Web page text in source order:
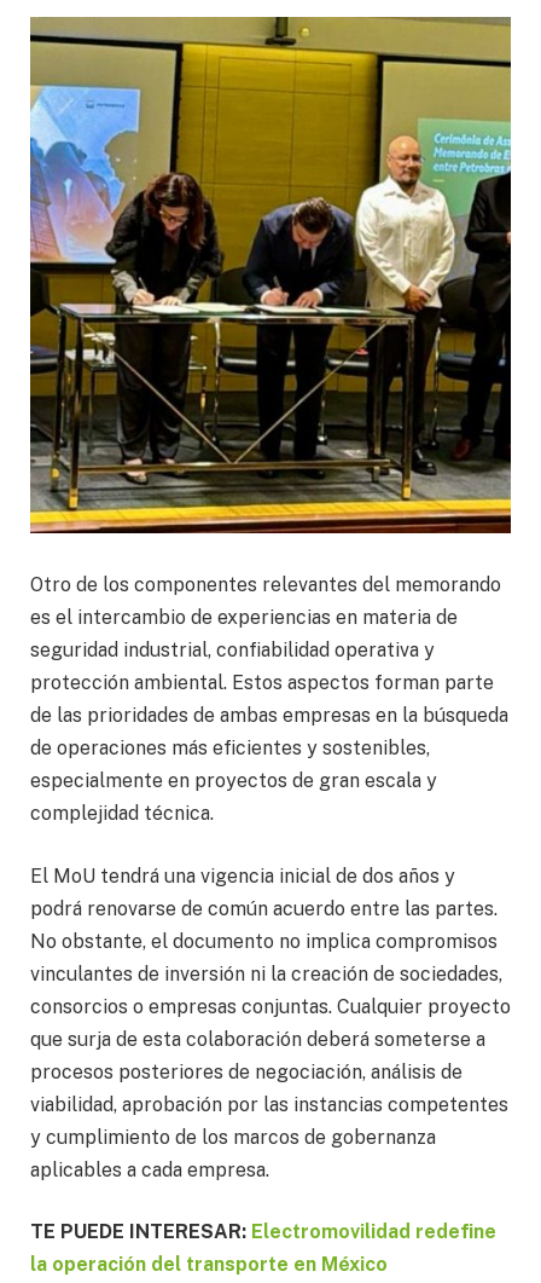
Otro de los componentes relevantes del memorando
es el intercambio de experiencias en materia de
seguridad industrial, confiabilidad operativa y
protección ambiental. Estos aspectos forman parte
de las prioridades de ambas empresas en la búsqueda
de operaciones más eficientes y sostenibles,
especialmente en proyectos de gran escala y
complejidad técnica.
El MoU tendrá una vigencia inicial de dos años y
podrá renovarse de común acuerdo entre las partes.
No obstante, el documento no implica compromisos
vinculantes de inversión ni la creación de sociedades,
consorcios o empresas conjuntas. Cualquier proyecto
que surja de esta colaboración deberá someterse a
procesos posteriores de negociación, análisis de
viabilidad, aprobación por las instancias competentes
y cumplimiento de los marcos de gobernanza
aplicables a cada empresa.
TE PUEDE INTERESAR: Electromovilidad redefine
la operación del transporte en México